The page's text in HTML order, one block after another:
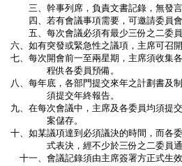
三、幹事列席，負責文書記錄，無發
四、若有會議事項需要，可邀請委員會
五、每次會議必須有最少三份之二委員
六、如有突發或緊急性之議項，主席可召
七、每次開會前一至兩星期，主席須收集
程供各委員預備。
八、每年底，各部門提交來年之計劃書及
須提交年終報告。
九、在每次會議中，主席及各委員均須提
案儲存。
十、如某議項達到必須議決的時間，而各
式表決，經不少於三份之二委員通
十一、會議記錄須由主席簽署方正式生